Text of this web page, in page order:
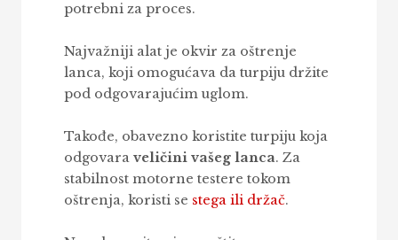
potrebni za proces.
Najvažniji alat je okvir za oštrenje
lanca, koji omogućava da turpiju držite
pod odgovarajućim uglom.
Takođe, obavezno koristite turpiju koja
odgovara veličini vašeg lanca. Za
stabilnost motorne testere tokom
oštrenja, koristi se stega ili držač.